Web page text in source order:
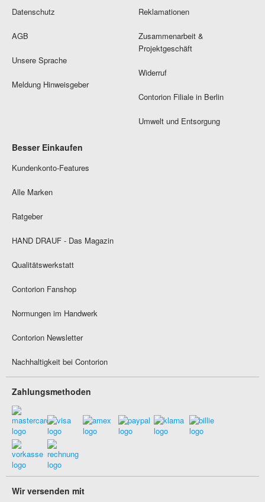
Datenschutz
AGB
Unsere Sprache
Meldung Hinweisgeber
Reklamationen
Zusammenarbeit &
Projektgeschäft
Widerruf
Contorion Filiale in Berlin
Umwelt und Entsorgung
Besser Einkaufen
Kundenkonto-Features
Alle Marken
Ratgeber
HAND DRAUF - Das Magazin
Qualitätswerkstatt
Contorion Fanshop
Normungen im Handwerk
Contorion Newsletter
Nachhaltigkeit bei Contorion
Zahlungsmethoden
Wir versenden mit